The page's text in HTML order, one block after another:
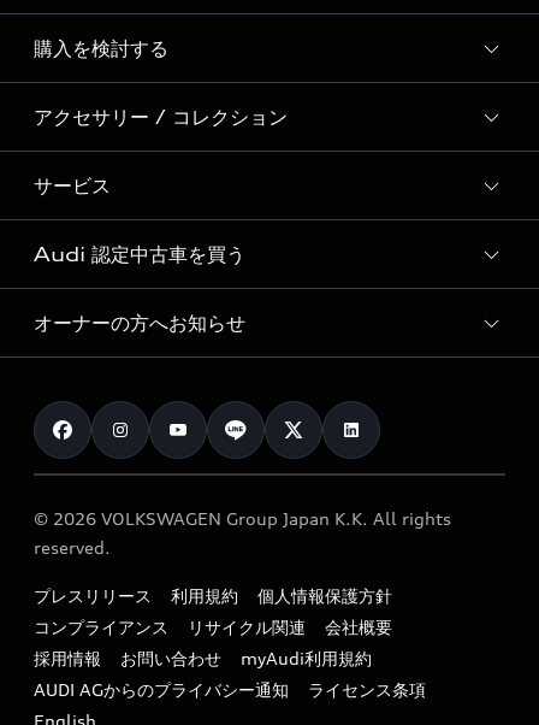
Story of Progress
Audi Sport
Formula 1®
デジタルサービス
ディーラー検索
新車在庫検索
試乗車・展示車検索
見積り依頼
試乗予約
購入を検討する
モデル一覧
特別仕様モデル / 限定モデル
e-tronラインアップ
価格シミュレーション
車両比較
カタログ一覧
アクセサリー / コレクション
純正アクセサリー
オンラインショップ
Audi collection
アウディナビアプリ
サービス
サービス入庫予約
サービスプログラム
メンテナンス
車検 / 定期点検
e-tronアフターサポート
myAudi
Audi 認定中古車を買う
Audi認定中古車
クオリティ
保証
メンテナンス
ファイナンス
キャンペーン / イベント
買取査定
オーナーの方へお知らせ
お知らせ
オーナー様向けキャンペーン
特定整備適用車一覧
リサイクル法
よくある質問（FAQ）
© 2026 VOLKSWAGEN Group Japan K.K. All rights
reserved.
プレスリリース 利用規約
個人情報保護方針
コンプライアンス
リサイクル関連
会社概要
採用情報
お問い合わせ
myAudi利用規約
AUDI AGからのプライバシー通知
ライセンス条項
English